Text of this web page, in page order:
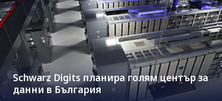
Schwarz Digits планира голям център за
данни в България